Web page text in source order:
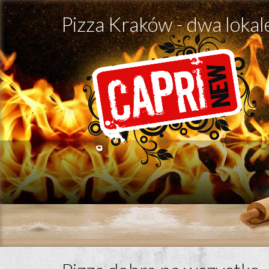
Pizza Kraków - dwa